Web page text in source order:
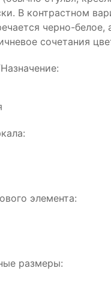
В контрастном
черно-белое,
сочетания
элемента:
размеры: